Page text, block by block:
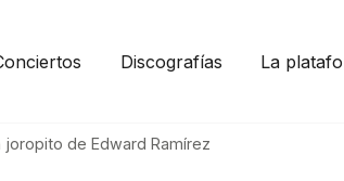
Discografías La
joropito de Edward Ramírez